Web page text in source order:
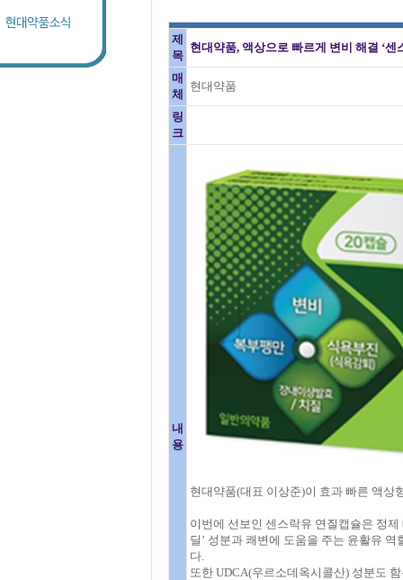
제
목
현대약품, 액상으로 빠르게 변비 해결 ‘센
매
체
현대약품
링
크
내
용
현대약품(대표 이상준)이 효과 빠른 액상
이번에 선보인 센스락유 연질캡슐은 정
딜’ 성분과 쾌변에 도움을 주는 윤활유
다.
또한 UDCA(우르소데옥시콜산) 성분도